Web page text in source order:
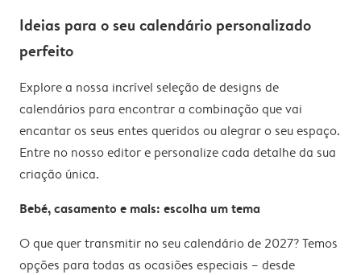
Ideias para o seu calendário personalizado
perfeito
Explore a nossa incrível seleção de designs de
calendários para encontrar a combinação que vai
encantar os seus entes queridos ou alegrar o seu espaço.
Entre no nosso editor e personalize cada detalhe da sua
criação única.
Bebé, casamento e mais: escolha um tema
O que quer transmitir no seu calendário de 2027? Temos
opções para todas as ocasiões especiais – desde